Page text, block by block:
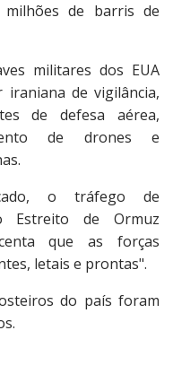
de barris de
militares dos EUA
de vigilância,
de defesa aérea,
de drones e
o tráfego de
Estreito de Ormuz
que as forças
letais e prontas".
do país foram